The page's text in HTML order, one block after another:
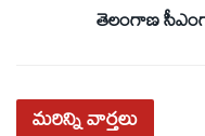
తెలంగాణ
మరిన్నివార్తలు